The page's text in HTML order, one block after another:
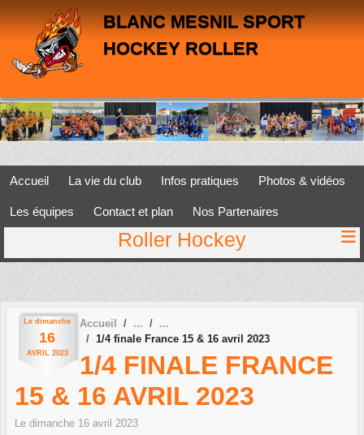
BLANC MESNIL SPORT
HOCKEY ROLLER
Accueil La vie du club Infos pratiques Photos & vidéos
Les équipes Contact et plan Nos Partenaires
Roller Hockey
Le dimanche
16
AVRIL 2023
Accueil
1/4 finale France 15 & 16 avril 2023
1/4 FINALE FRANCE
15 & 16 AVRIL 2023
Le dimanche 16 avril 2023
Panneau de gestion des cookies